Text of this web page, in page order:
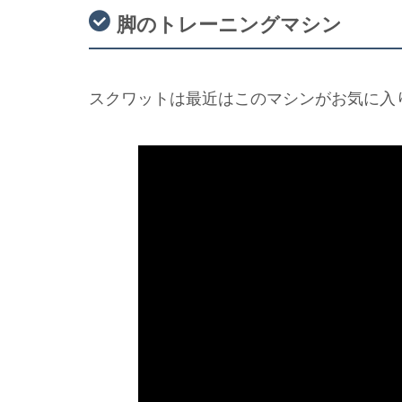
脚のトレーニングマシン
スクワットは最近はこのマシンがお気に入